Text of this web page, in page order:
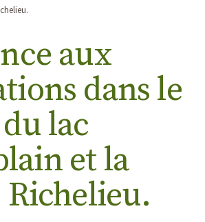
aux
dans le
lac
et la